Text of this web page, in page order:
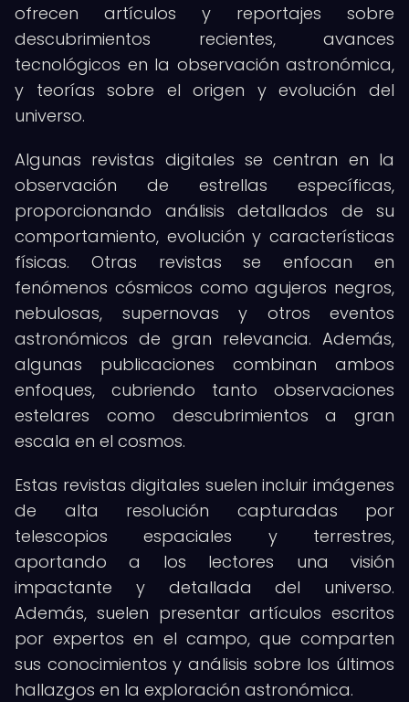
ofrecen artículos y reportajes sobre
descubrimientos recientes, avances
tecnológicos en la observación astronómica,
y teorías sobre el origen y evolución del
universo.
Algunas revistas digitales se centran en la
observación de estrellas específicas,
proporcionando análisis detallados de su
comportamiento, evolución y características
físicas. Otras revistas se enfocan en
fenómenos cósmicos como agujeros negros,
nebulosas, supernovas y otros eventos
astronómicos de gran relevancia. Además,
algunas publicaciones combinan ambos
enfoques, cubriendo tanto observaciones
estelares como descubrimientos a gran
escala en el cosmos.
Estas revistas digitales suelen incluir imágenes
de alta resolución capturadas por
telescopios espaciales y terrestres,
aportando a los lectores una visión
impactante y detallada del universo.
Además, suelen presentar artículos escritos
por expertos en el campo, que comparten
sus conocimientos y análisis sobre los últimos
hallazgos en la exploración astronómica.